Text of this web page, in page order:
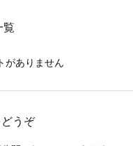
覧
がありません
うぞ